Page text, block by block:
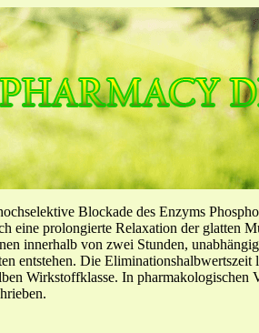
Blockade des Enzyms
eine prolongierte Relaxation der glatten
innerhalb von zwei Stunden,
entstehen. Die Eliminationshalbwertszeit
Wirkstoffklasse. In pharmakologischen